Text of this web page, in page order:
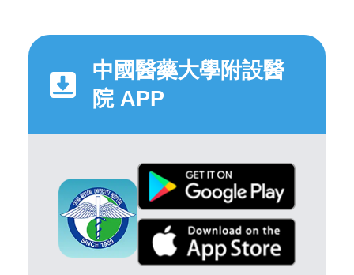
中國醫藥大學附設醫
院 APP